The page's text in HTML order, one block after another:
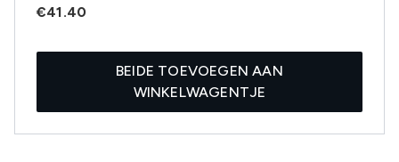
€41.40
BEIDE TOEVOEGEN AAN
WINKELWAGENTJE